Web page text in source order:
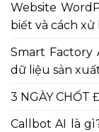
Website
biết và cách
Smart Factory
dữ liệu sản
3 NGÀY CHỐT
Callbot AI là